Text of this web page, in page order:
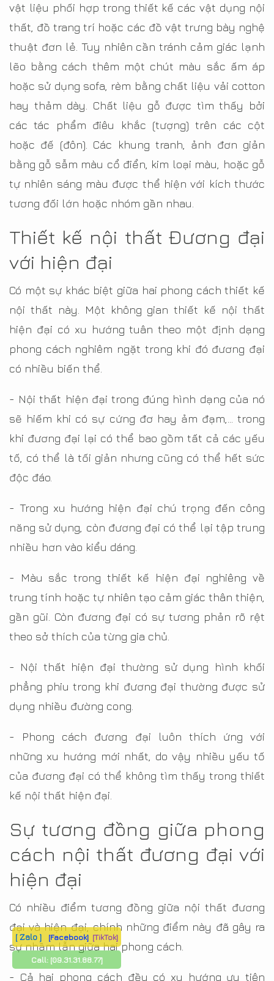
vật liệu phối hợp trong thiết kế các vật dụng nội
thất, đồ trang trí hoặc các đồ vật trưng bày nghệ
thuật đơn lẻ. Tuy nhiên cần tránh cảm giác lạnh
lẽo bằng cách thêm một chút màu sắc ấm áp
hoặc sử dụng sofa, rèm bằng chất liệu vải cotton
hay thảm dày. Chất liệu gỗ được tìm thấy bởi
các tác phẩm điêu khắc (tượng) trên các cột
hoặc đế (đôn). Các khung tranh, ảnh đơn giản
bằng gỗ sẫm màu cổ điển, kim loại màu, hoặc gỗ
tự nhiên sáng màu được thể hiện với kích thước
tương đối lớn hoặc nhóm gần nhau.
Thiết kế nội thất Đương đại
với hiện đại
Có một sự khác biệt giữa hai phong cách thiết kế
nội thất này. Một không gian thiết kế nội thất
hiện đại có xu hướng tuân theo một định dạng
phong cách nghiêm ngặt trong khi đó đương đại
có nhiều biến thể.
- Nội thất hiện đại trong đúng hình dạng của nó
sẽ hiếm khi có sự cứng đơ hay ảm đạm,… trong
khi đương đại lại có thể bao gồm tất cả các yếu
tố, có thể là tối giản nhưng cũng có thể hết sức
độc đáo.
- Trong xu hướng hiện đại chú trọng đến công
năng sử dụng, còn đương đại có thể lại tập trung
nhiều hơn vào kiểu dáng.
- Màu sắc trong thiết kế hiện đại nghiêng về
trung tính hoặc tự nhiên tạo cảm giác thân thiện,
gần gũi. Còn đương đại có sự tương phản rõ rệt
theo sở thích của từng gia chủ.
- Nội thất hiện đại thường sử dụng hình khối
phẳng phiu trong khi đương đại thường được sử
dụng nhiều đường cong.
- Phong cách đương đại luôn thích ứng với
những xu hướng mới nhất, do vậy nhiều yếu tố
của đương đại có thể không tìm thấy trong thiết
kế nội thất hiện đại.
Sự tương đồng giữa phong
cách nội thất đương đại với
hiện đại
Có nhiều điểm tương đồng giữa nội thất đương
đại và hiện đại, chính những điểm này đã gây ra
sự nhầm lẫn giữa hai phong cách.
- Cả hai phong cách đều có xu hướng ưu tiên
[ Zalo ] [Facebook] [TikTok]
Call: [09.31.31.88.77]